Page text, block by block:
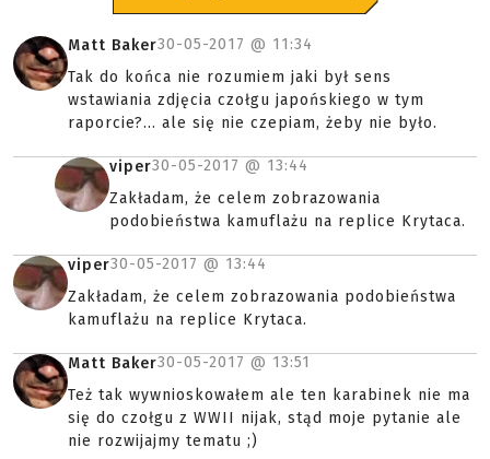
Matt Baker30-05-2017 @ 11:34
Tak do końca nie rozumiem jaki był sens
wstawiania zdjęcia czołgu japońskiego w tym
raporcie?... ale się nie czepiam, żeby nie było.
viper30-05-2017 @ 13:44
Zakładam, że celem zobrazowania
podobieństwa kamuflażu na replice Krytaca.
viper30-05-2017 @ 13:44
Zakładam, że celem zobrazowania podobieństwa
kamuflażu na replice Krytaca.
Matt Baker30-05-2017 @ 13:51
Też tak wywnioskowałem ale ten karabinek nie ma
się do czołgu z WWII nijak, stąd moje pytanie ale
nie rozwijajmy tematu ;)